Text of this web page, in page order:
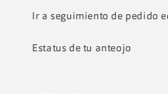
Ir a seguimiento de pedido
Estatus de tu anteojo